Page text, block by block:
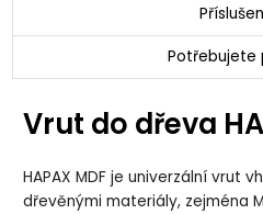
Potřebujete
Vrut do dřeva
HAPAX MDF je univerzální vrut
dřevěnými materiály, zejména